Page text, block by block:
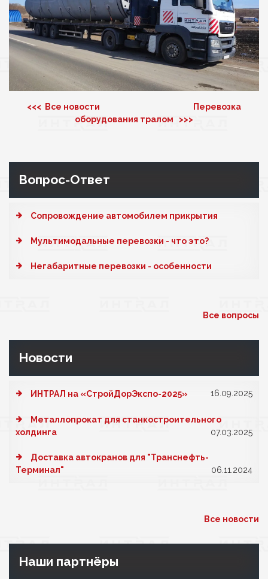
<<< Все новости
Перевозка
оборудования тралом >>>
Вопрос-Ответ
Cопровождение автомобилем прикрытия
Мультимодальные перевозки - что это?
Негабаритные перевозки - особенности
Все вопросы
Новости
ИНТРАЛ на «СтройДорЭкспо-2025» 16.09.2025
Металлопрокат для станкостроительного
холдинга
07.03.2025
Доставка автокранов для "Транснефть-
Терминал"
06.11.2024
Все новости
Наши партнёры